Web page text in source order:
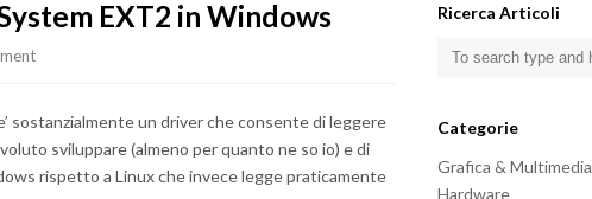
EXT2 in Windows
sostanzialmente un driver che consente di leggere
sviluppare (almeno per quanto ne so io) e di
rispetto a Linux che invece legge praticamente
Ricerca Articoli
Categorie
Grafica & Multimedia
Hardware